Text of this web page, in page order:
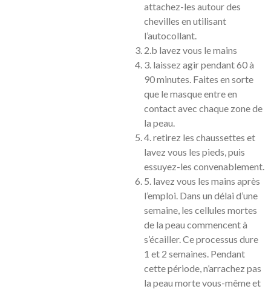
attachez-les autour des
chevilles en utilisant
l’autocollant.
2.b lavez vous le mains
3. laissez agir pendant 60 à
90 minutes. Faites en sorte
que le masque entre en
contact avec chaque zone de
la peau.
4. retirez les chaussettes et
lavez vous les pieds, puis
essuyez-les convenablement.
5. lavez vous les mains après
l’emploi. Dans un délai d’une
semaine, les cellules mortes
de la peau commencent à
s’écailler. Ce processus dure
1 et 2 semaines. Pendant
cette période, n’arrachez pas
la peau morte vous-même et